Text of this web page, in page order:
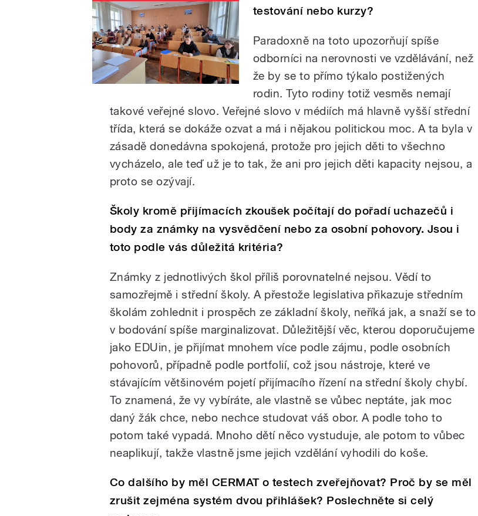
testování nebo kurzy?
Paradoxně na toto upozorňují spíše
odborníci na nerovnosti ve vzdělávání, než
že by se to přímo týkalo postižených
rodin. Tyto rodiny totiž vesměs nemají
takové veřejné slovo. Veřejné slovo v médiích má hlavně vyšší střední
třída, která se dokáže ozvat a má i nějakou politickou moc. A ta byla v
zásadě donedávna spokojená, protože pro jejich děti to všechno
vycházelo, ale teď už je to tak, že ani pro jejich děti kapacity nejsou, a
proto se ozývají.
Školy kromě přijímacích zkoušek počítají do pořadí uchazečů i
body za známky na vysvědčení nebo za osobní pohovory. Jsou i
toto podle vás důležitá kritéria?
Známky z jednotlivých škol příliš porovnatelné nejsou. Vědí to
samozřejmě i střední školy. A přestože legislativa přikazuje středním
školám zohlednit i prospěch ze základní školy, neříká jak, a snaží se to
v bodování spíše marginalizovat. Důležitější věc, kterou doporučujeme
jako EDUin, je přijímat mnohem více podle zájmu, podle osobních
pohovorů, případně podle portfolií, což jsou nástroje, které ve
stávajícím většinovém pojetí přijímacího řízení na střední školy chybí.
To znamená, že vy vybíráte, ale vlastně se vůbec neptáte, jak moc
daný žák chce, nebo nechce studovat váš obor. A podle toho to
potom také vypadá. Mnoho dětí něco vystuduje, ale potom to vůbec
neaplikují, takže vlastně jsme jejich vzdělání vyhodili do koše.
Co dalšího by měl CERMAT o testech zveřejňovat? Proč by se měl
zrušit zejména systém dvou přihlášek? Poslechněte si celý